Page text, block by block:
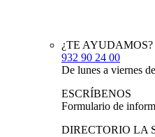
¿TE AYUDAMOS?
932 90 24 00
De lunes a viernes
ESCRÍBENOS
Formulario de
DIRECTORIO LA